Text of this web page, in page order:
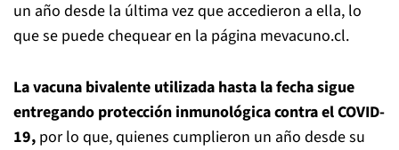
un año desde la última vez que accedieron a ella, lo
que se puede chequear en la página mevacuno.cl.
La vacuna bivalente utilizada hasta la fecha sigue
entregando protección inmunológica contra el COVID-
19, por lo que, quienes cumplieron un año desde su